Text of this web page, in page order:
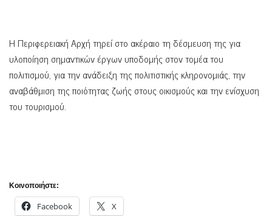
Η Περιφερειακή Αρχή τηρεί στο ακέραιο τη δέσμευση της για
υλοποίηση σημαντικών έργων υποδομής στον τομέα του
πολιτισμού, για την ανάδειξη της πολιτιστικής κληρονομιάς, την
αναβάθμιση της ποιότητας ζωής στους οικισμούς και την ενίσχυση
του τουρισμού.
Κοινοποιήστε:
Facebook X